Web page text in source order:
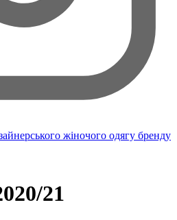
жіночого одягу бренду
21